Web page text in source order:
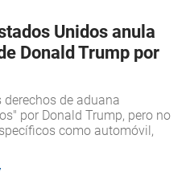
Unidos anula
Donald Trump por
derechos de aduana
por Donald Trump, pero no
como automóvil,